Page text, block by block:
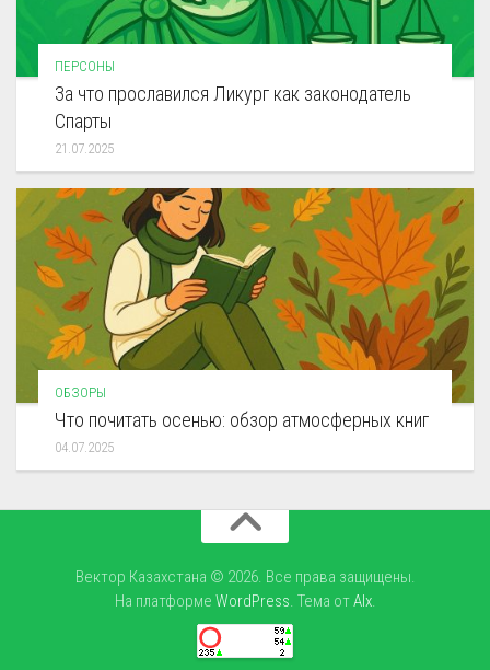
ПЕРСОНЫ
За что прославился Ликург как законодатель
Спарты
21.07.2025
ОБЗОРЫ
Что почитать осенью: обзор атмосферных книг
04.07.2025
Вектор Казахстана © 2026. Все права защищены.
На платформе WordPress. Тема отAlx.